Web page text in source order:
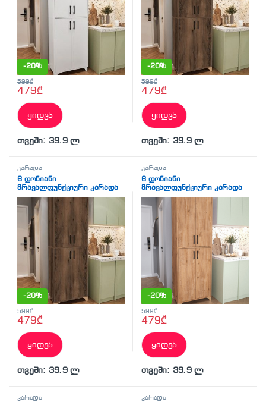
-20%
479₾
599₾
ყიდვა
თვეში: 39.9 ლ
-20%
479₾
599₾
ყიდვა
თვეში: 39.9 ლ
კარადა
6 დონიანი
მრავალფუნქციური კარადა
4 კარით მუქი ხის ფაქტურით
(BF-779)
-20%
479₾
599₾
ყიდვა
თვეში: 39.9 ლ
კარადა
6 დონიანი
მრავალფუნქციური კარადა
4 კარით ფიჭვის ფაქტურით
(BF-777)
-20%
479₾
599₾
ყიდვა
თვეში: 39.9 ლ
კარადა
კარადა